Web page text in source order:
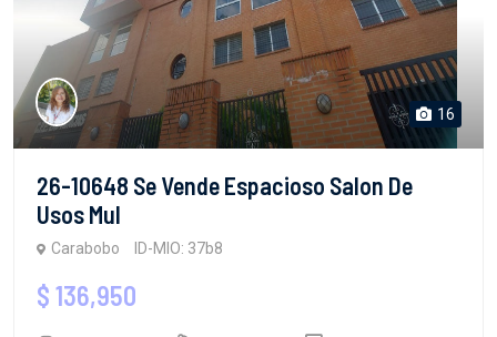
16
26-10648 Se Vende Espacioso Salon De
Usos Mul
Carabobo ID-MIO: 37b8
$ 136,950